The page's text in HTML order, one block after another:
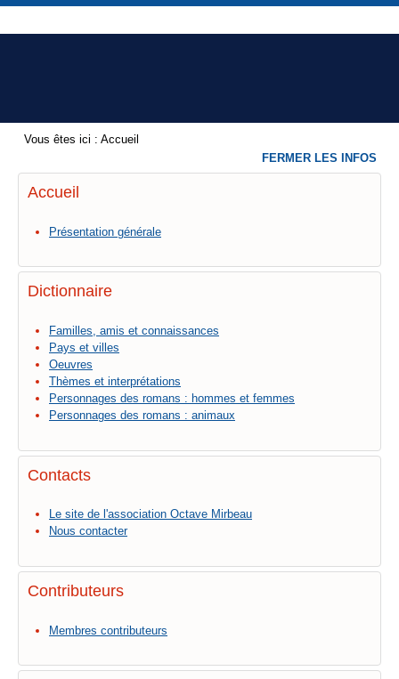
Vous êtes ici : Accueil
Accueil
Présentation générale
Dictionnaire
Familles, amis et connaissances
Pays et villes
Oeuvres
Thèmes et interprétations
Personnages des romans : hommes et femmes
Personnages des romans : animaux
Contacts
Le site de l'association Octave Mirbeau
Nous contacter
Contributeurs
Membres contributeurs
FERMER LES INFOS